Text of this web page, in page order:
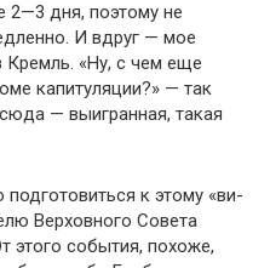
2—3 дня, поэтому не
И вдруг — мое
Кремль. «Ну, с чем еще
капитуляции?» — так
— выигранная, такая
к этому «ви­
Верховного Совета
этого события, похоже,